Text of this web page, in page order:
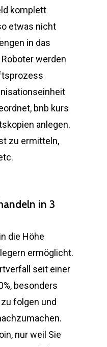
komplett
etwas nicht
in das
werden
bnb kurs
anlegen.
zu ermitteln,
in 3
die Höhe
ermöglicht.
seit einer
besonders
folgen und
nur weil Sie